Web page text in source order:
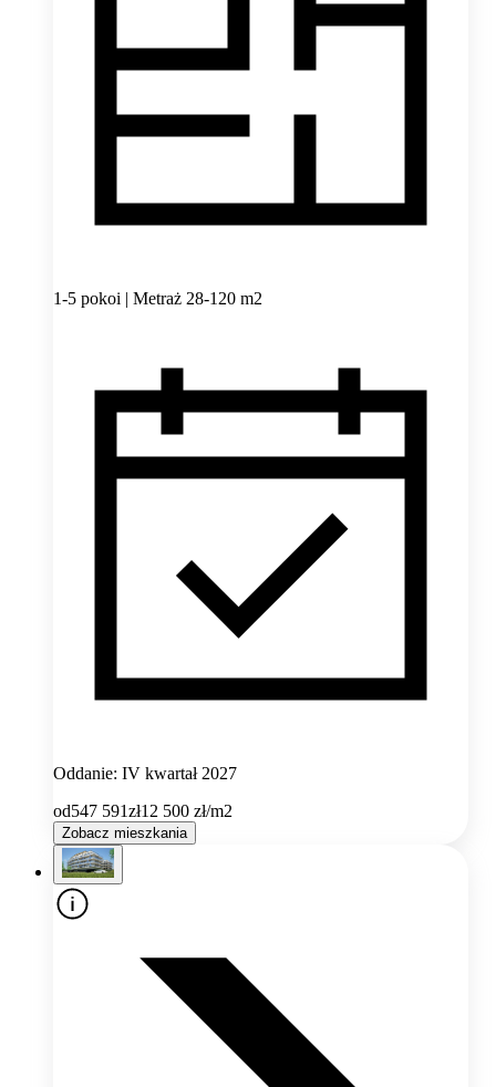
1-5 pokoi | Metraż 28-120 m2
Oddanie: IV kwartał 2027
od547 591zł12 500 zł/m2
Zobacz mieszkania